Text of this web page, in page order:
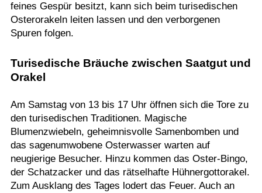
feines Gespür besitzt, kann sich beim turisedischen
Osterorakeln leiten lassen und den verborgenen
Spuren folgen.
Turisedische Bräuche zwischen Saatgut und
Orakel
Am Samstag von 13 bis 17 Uhr öffnen sich die Tore zu
den turisedischen Traditionen. Magische
Blumenzwiebeln, geheimnisvolle Samenbomben und
das sagenumwobene Osterwasser warten auf
neugierige Besucher. Hinzu kommen das Oster-Bingo,
der Schatzacker und das rätselhafte Hühnergottorakel.
Zum Ausklang des Tages lodert das Feuer. Auch an